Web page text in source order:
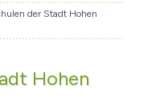
der Stadt Hohen
Hohen